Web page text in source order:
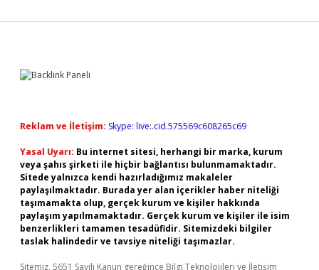
Sidebar
Reklam ve İletişim: Skype: live:.cid.575569c608265c69
Yasal Uyarı: Bu internet sitesi, herhangi bir marka, kurum
veya şahıs şirketi ile hiçbir bağlantısı bulunmamaktadır.
Sitede yalnızca kendi hazırladığımız makaleler
paylaşılmaktadır. Burada yer alan içerikler haber niteliği
taşımamakta olup, gerçek kurum ve kişiler hakkında
paylaşım yapılmamaktadır. Gerçek kurum ve kişiler ile isim
benzerlikleri tamamen tesadüfidir. Sitemizdeki bilgiler
taslak halindedir ve tavsiye niteliği taşımazlar.
Sitemiz, 5651 Sayılı Kanun gereğince Bilgi Teknolojileri ve İletişim